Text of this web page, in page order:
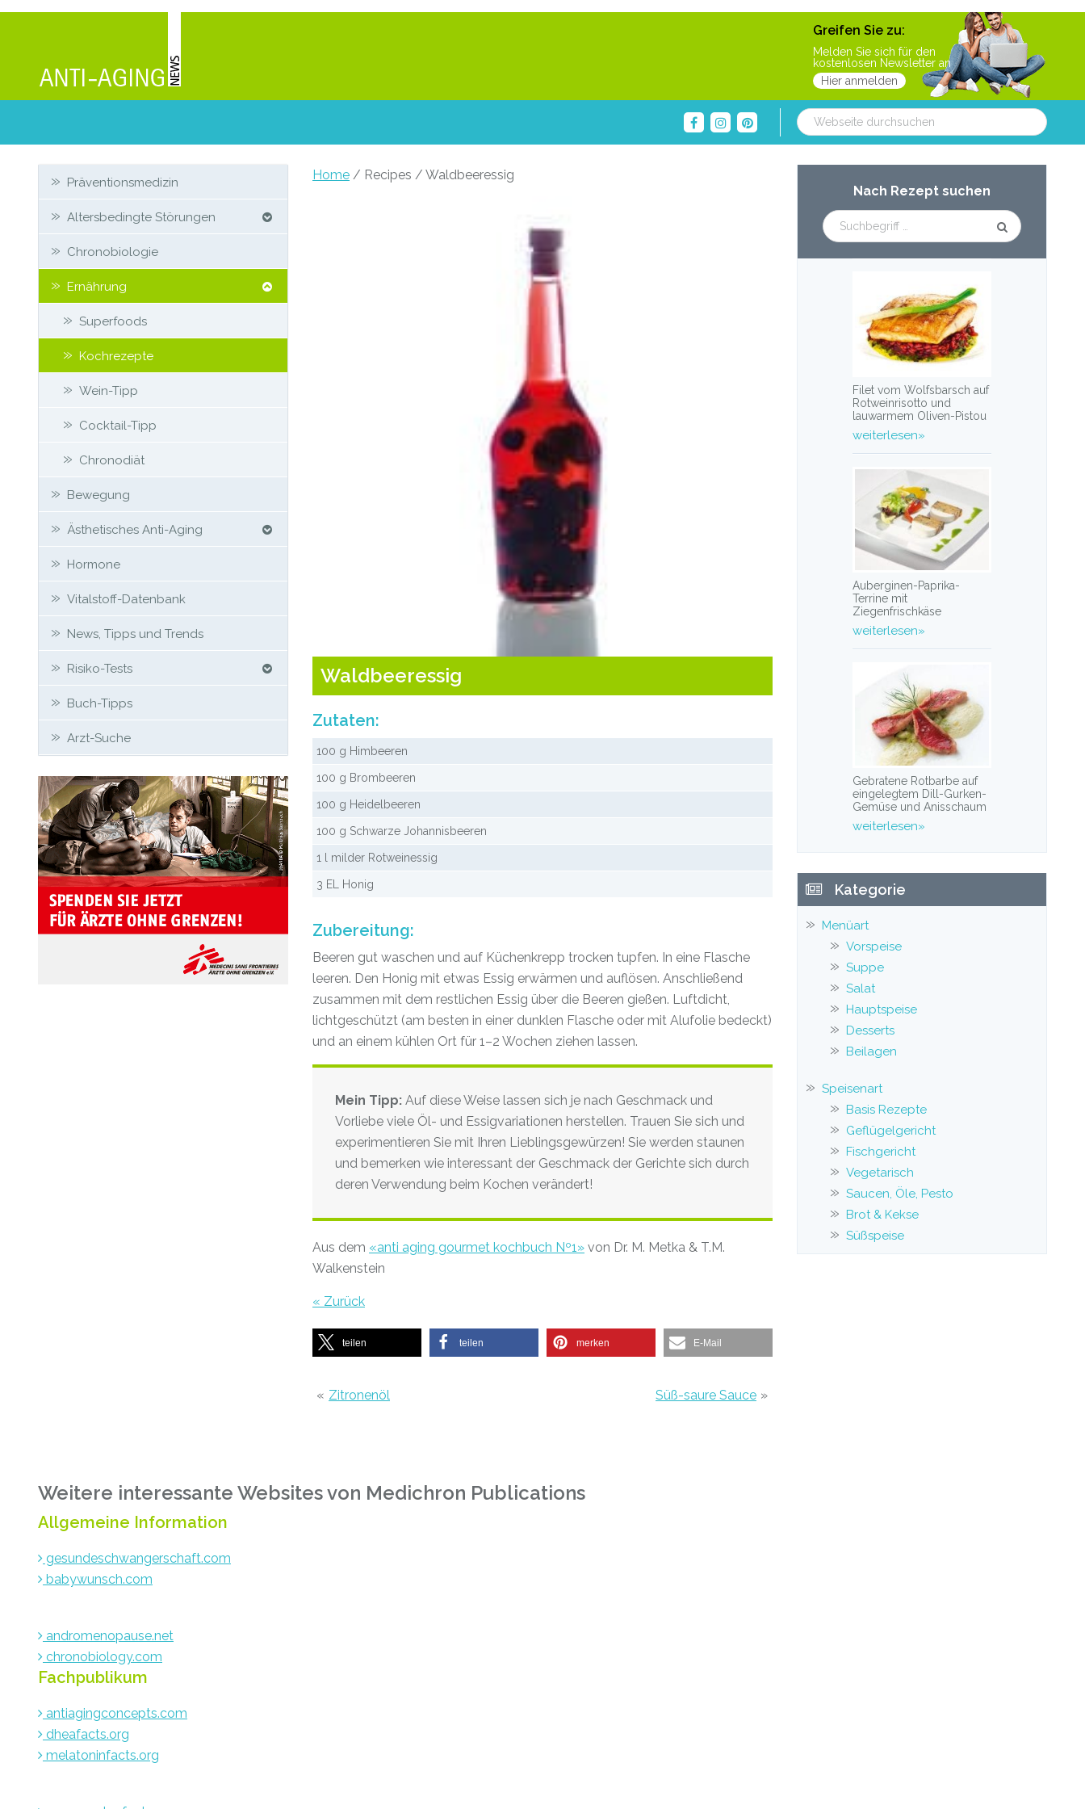
Greifen Sie zu:
Melden Sie sich für den
kostenlosen Newsletter an
Hier anmelden
Webseite
durchsuchen
Home / Recipes / Waldbeeressig
Waldbeeressig
Zutaten:
100 g Himbeeren
100 g Brombeeren
100 g Heidelbeeren
100 g Schwarze Johannisbeeren
1 l milder Rotweinessig
3 EL Honig
Zubereitung:
Beeren gut waschen und auf Küchenkrepp trocken tupfen. In eine Flasche
leeren. Den Honig mit etwas Essig erwärmen und auflösen. Anschließend
zusammen mit dem restlichen Essig über die Beeren gießen. Luftdicht,
lichtgeschützt (am besten in einer dunklen Flasche oder mit Alufolie bedeckt)
und an einem kühlen Ort für 1–2 Wochen ziehen lassen.
Mein Tipp: Auf diese Weise lassen sich je nach Geschmack und
Vorliebe viele Öl- und Essigvariationen herstellen. Trauen Sie sich und
experimentieren Sie mit Ihren Lieblingsgewürzen! Sie werden staunen
und bemerken wie interessant der Geschmack der Gerichte sich durch
deren Verwendung beim Kochen verändert!
Aus dem «anti aging gourmet kochbuch Nº1» von Dr. M. Metka & T.M.
Walkenstein
« Zurück
teilen teilen merken E-Mail
« Zitronenöl Süß-saure Sauce »
Haupt-
Sidebar
Nach Rezept suchen
Filet vom Wolfsbarsch auf
Rotweinrisotto und
lauwarmem Oliven-Pistou
weiterlesen»
Auberginen-Paprika-
Terrine mit
Ziegenfrischkäse
weiterlesen»
Gebratene Rotbarbe auf
eingelegtem Dill-Gurken-
Gemüse und Anisschaum
weiterlesen»
Kategorie
Menüart
Vorspeise
Suppe
Salat
Hauptspeise
Desserts
Beilagen
Speisenart
Basis Rezepte
Geflügelgericht
Fischgericht
Vegetarisch
Saucen, Öle, Pesto
Brot & Kekse
Süßspeise
Zweit-
Sidebar
Präventionsmedizin
Altersbedingte Störungen
Chronobiologie
Ernährung
Superfoods
Kochrezepte
Wein-Tipp
Cocktail-Tipp
Chronodiät
Bewegung
Ästhetisches Anti-Aging
Hormone
Vitalstoff-Datenbank
News, Tipps und Trends
Risiko-Tests
Buch-Tipps
Arzt-Suche
Weitere interessante Websites von Medichron Publications
Allgemeine Information
gesundeschwangerschaft.com
babywunsch.com
andromenopause.net
chronobiology.com
Fachpublikum
antiagingconcepts.com
dheafacts.org
melatoninfacts.org